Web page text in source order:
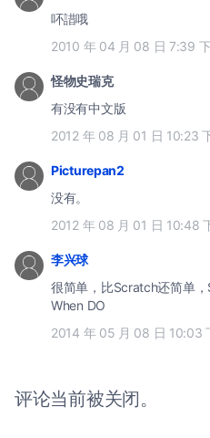
吥諎哦
2010 年 04 月 08 日 7:39
怪物史瑞克
有没有中文版
2012 年 08 月 01 日 10:23
Picturepan2
没有。
2012 年 08 月 01 日 10:48
李兴球
很简单，比Scratch还简单
When DO
2014 年 05 月 08 日 10:03
评论当前被关闭。